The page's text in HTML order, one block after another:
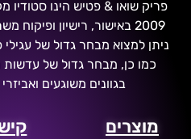
פריק שואו & פטיש הינו סטודיו
2009 באישור, רישיון
ניתן למצוא מבחר גדול של
כמו כן, מבחר גדול של
בגוונים משוגעים
מוצרים